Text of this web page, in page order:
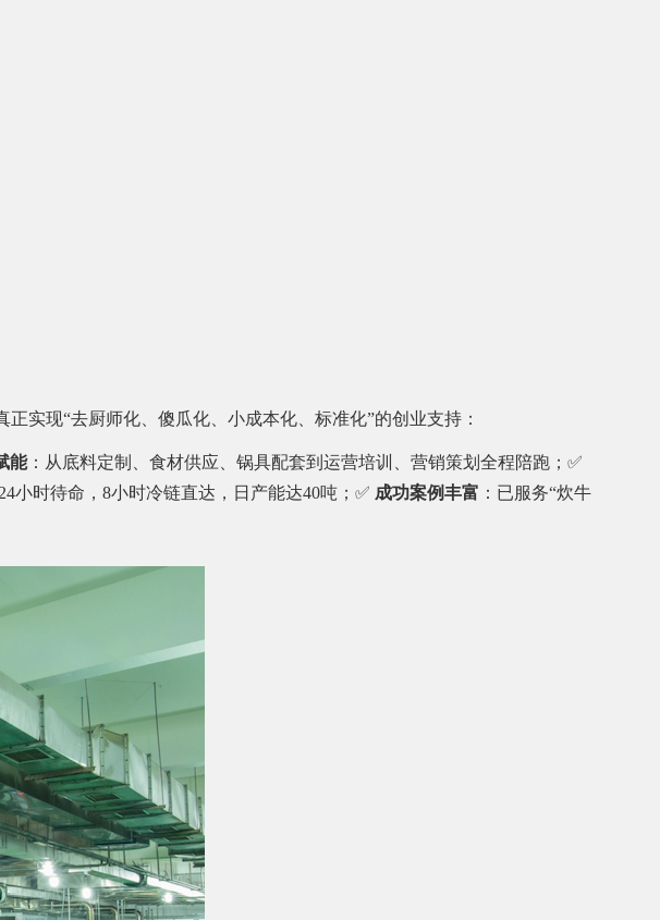
实现“去厨师化、傻瓜化、小成本化、标准化”的创业支持：
能：从底料定制、食材供应、锅具配套到运营培训、营销策划全程陪跑；✅
24小时待命，8小时冷链直达，日产能达40吨；✅ 成功案例丰富 ：已服务“炊牛